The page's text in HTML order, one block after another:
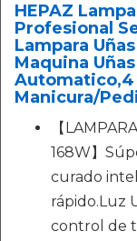
HEPAZ
Profesional
Lampara
Maquina
Manicura/
【
168W】
curado
rápido.Luz
control de